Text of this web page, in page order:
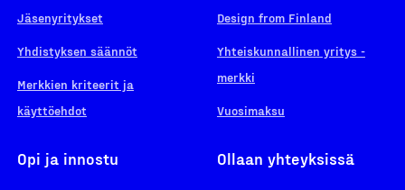
Jäsenyritykset
Yhdistyksen säännöt
Merkkien kriteerit ja
käyttöehdot
Design from Finland
Yhteiskunnallinen yritys -
merkki
Vuosimaksu
Opi ja innostu Ollaan yhteyksissä